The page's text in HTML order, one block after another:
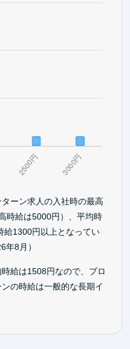
ーン求人の入社時の最高
時給は5000円）、平均時
給1300円以上となってい
8月）
給は1508円なので、プロ
の時給は一般的な長期イ